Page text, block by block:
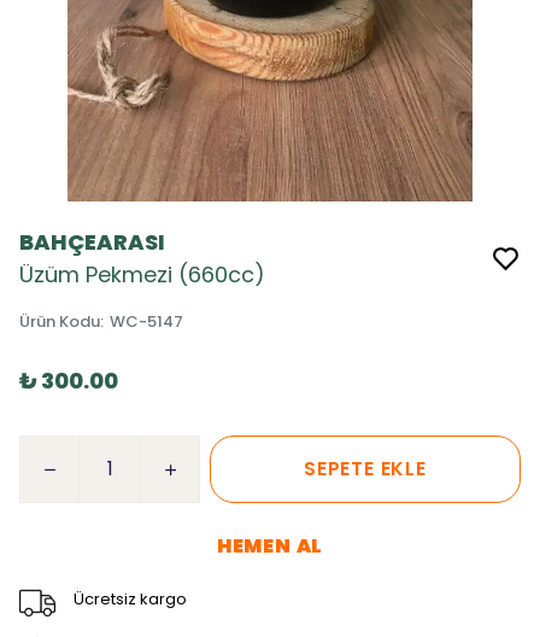
BAHÇEARASI
Üzüm Pekmezi (660cc)
Ürün Kodu: WC-5147
₺ 300.00
SEPETE EKLE
HEMEN AL
Ücretsiz kargo